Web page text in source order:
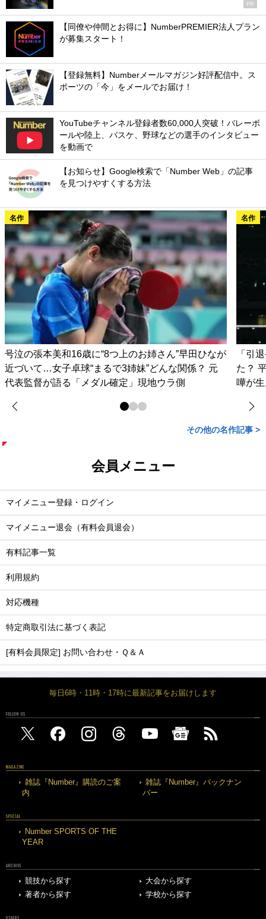
PR
【同僚や仲間とお得に】NumberPREMIER法人プラン
が募集スタート！
【登録無料】Numberメールマガジン好評配信中。ス
ポーツの「今」をメールでお届け！
YouTubeチャンネル登録者数60,000人突破！バレーボ
ールや陸上、バスケ、野球などの選手のインタビュー
を動画で
【お知らせ】Google検索で「Number Web」の記事
を見つけやすくする方法
名作
号泣の張本美和16歳に“8つ上のお姉さん”早田ひなが
近づいて…女子卓球“まるで3姉妹”どんな関係？ 元
代表監督が語る「メダル確定」現地ウラ側
名作
「引
た？
嘩が
その他の名作記事 >
会員メニュー
マイメニュー登録・ログイン
マイメニュー退会（有料会員退会）
有料記事一覧
利用規約
対応機種
特定商取引法に基づく表記
[有料会員限定] お問い合わせ・Ｑ＆Ａ
毎日6時・11時・17時に最新記事をお届けします
FOLLOW US
MAGAZINE
雑誌『Number』購読のご案
内
雑誌『Number』バックナン
バー
SPECIAL
Number SPORTS OF THE
YEAR
ARCHIVE
競技から探す
大会から探す
著者から探す
学校から探す
OTHERS